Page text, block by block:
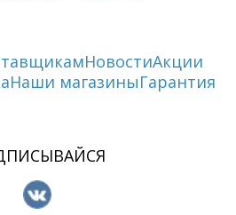
НовостиАкции
Наши магазиныГарантия